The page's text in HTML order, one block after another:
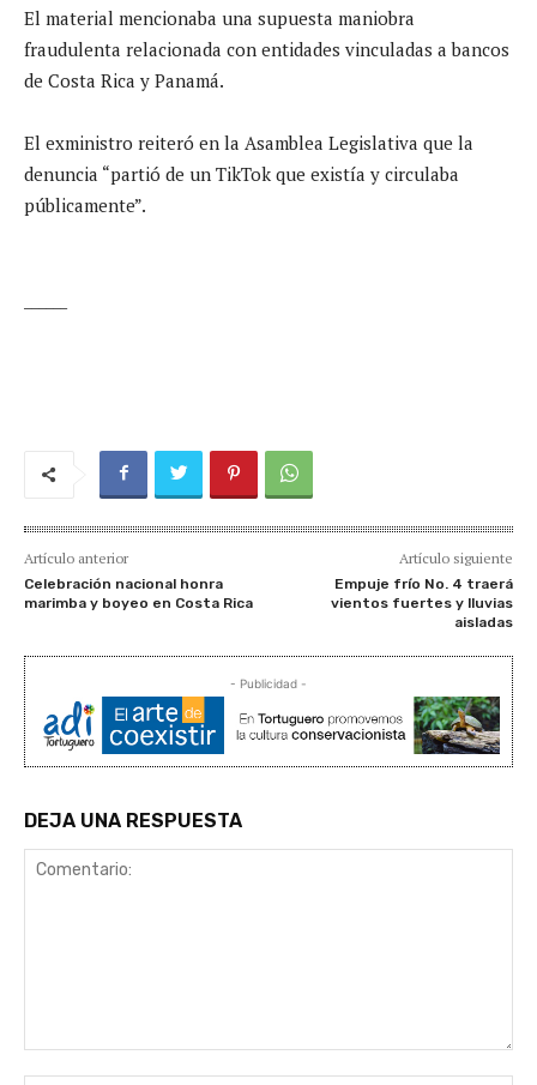
El material mencionaba una supuesta maniobra
fraudulenta relacionada con entidades vinculadas a bancos
de Costa Rica y Panamá.
El exministro reiteró en la Asamblea Legislativa que la
denuncia “partió de un TikTok que existía y circulaba
públicamente”.
Artículo anterior
Celebración nacional honra
marimba y boyeo en Costa Rica
Artículo siguiente
Empuje frío No. 4 traerá
vientos fuertes y lluvias
aisladas
- Publicidad -
DEJA UNA RESPUESTA